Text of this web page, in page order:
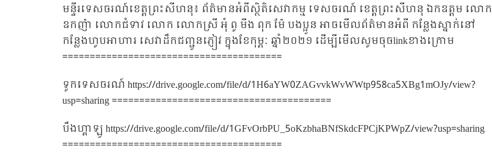
មន្ទីរទេសចរណ៍ខេត្តព្រះសីហនុ៖ ព័ត៌មានអំពីស្ថិតិសេវាកម្ម ទេសចរណ៍ ខេត្តព្រះសីហនុ ឯកឧត្តម លោក
ឧកញ៉ា លោកជំទាវ លោក លោកស្រី អុំ ពូ មីង ពុក ម៉ែ បងប្អូន អាចមើលព័ត៌មានអំពី កន្លែងស្នាក់នៅ
កន្លែងហូបអាហារ សេវាដឹកជញ្ជូនភ្ញៀវ ក្នុងខែកុម្ភៈ ឆ្នាំ២០២១ ដើម្បីមើលសូមចុចlinkខាងក្រោម
========================================
ទូកទេសចរណ៍ https://drive.google.com/file/d/1H6aYW0ZAGvvkWvWWtp958ca5XBg1mOJy/view?
usp=sharing========================================
បឹងហ្គាឡូhttps://drive.google.com/file/d/1GFvOrbPU_5oKzbhaBNfSkdcFPCjKPWpZ/view?usp=sharing
========================================